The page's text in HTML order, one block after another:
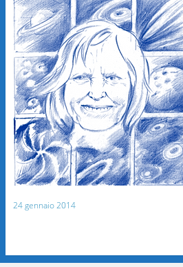
24 gennaio 2014